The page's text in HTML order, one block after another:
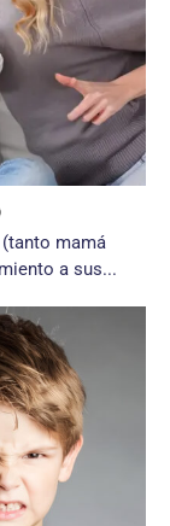
mamá
a sus...